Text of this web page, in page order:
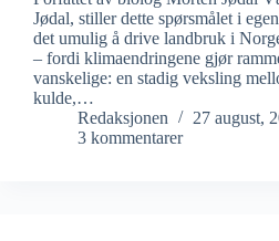
Jødal, stiller dette spørsmålet i
det umulig å drive landbruk i
– fordi klimaendringene gjør
vanskelige: en stadig veksling
kulde,…
Redaksjonen
27 august,
3 kommentarer